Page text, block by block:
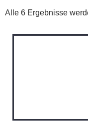
Alle 6 Ergebnisse